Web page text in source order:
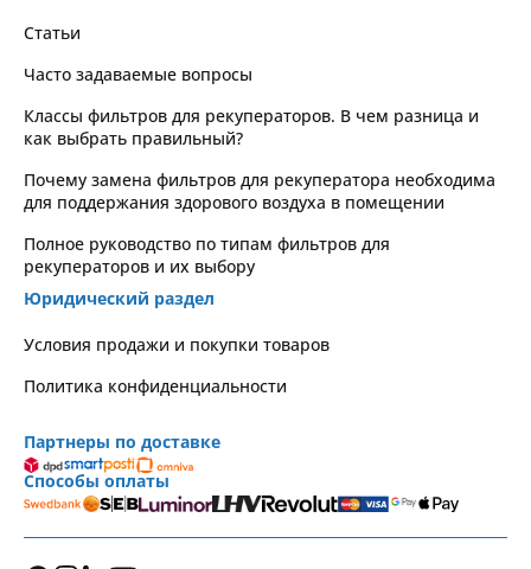
Статьи
Часто задаваемые вопросы
Классы фильтров для рекуператоров. В чем разница и
как выбрать правильный?
Почему замена фильтров для рекуператора необходима
для поддержания здорового воздуха в помещении
Полное руководство по типам фильтров для
рекуператоров и их выбору
Юридический раздел
Условия продажи и покупки товаров
Политика конфиденциальности
Партнеры по доставке
Способы оплаты